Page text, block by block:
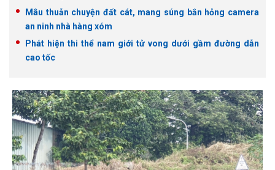
Mâu thuẫn chuyện đất cát, mang súng bắn hỏng camera
an ninh nhà hàng xóm
Phát hiện thi thể nam giới tử vong dưới gầm đường dẫn
cao tốc